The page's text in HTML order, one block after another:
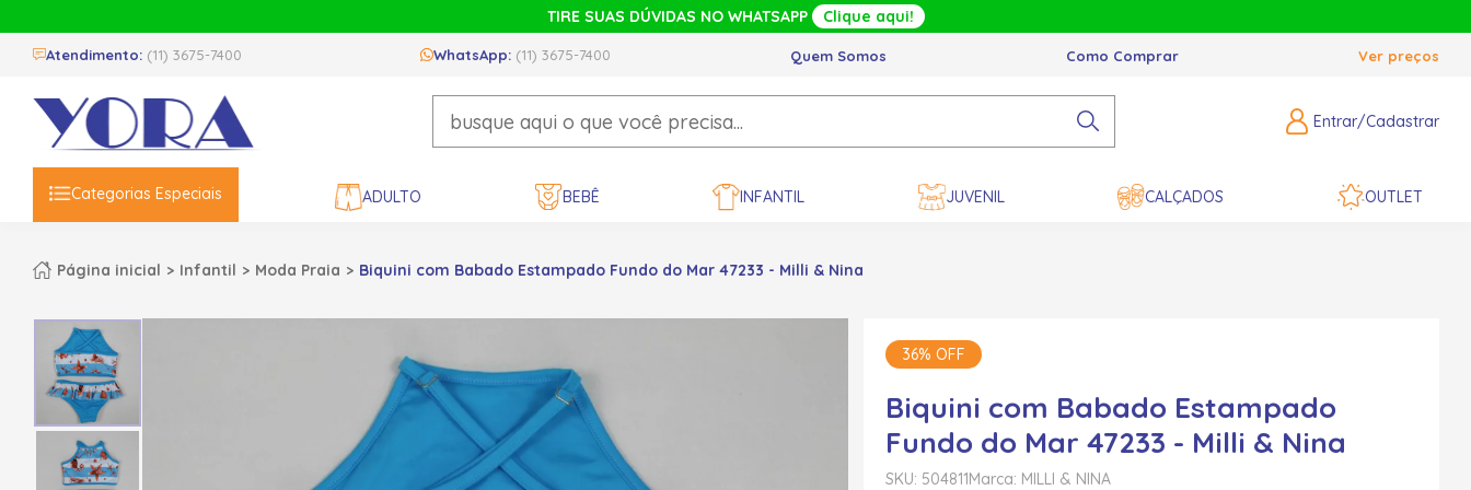
TIRE SUAS DÚVIDAS NO WHATSAPP Clique aqui!
Atendimento: (11) 3675-7400 WhatsApp: (11) 3675-7400 Quem Somos Como Comprar Ver preços
Entrar/Cadastrar
Categorias Especiais ADULTO BEBÊ INFANTIL JUVENIL CALÇADOS OUTLET
Página inicial Infantil Moda Praia Biquini com Babado Estampado Fundo do Mar 47233 - Milli & Nina
36% OFF
Biquini com Babado Estampado
Fundo do Mar 47233 - Milli & Nina
SKU: 504811Marca: MILLI & NINA